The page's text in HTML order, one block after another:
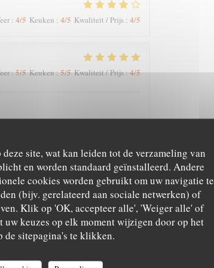
site, wat kan leiden tot de verzameling van
en worden standaard geïnstalleerd. Andere
cookies worden gebruikt om uw navigatie te
(bijv. gerelateerd aan sociale netwerken) of
Klik op 'OK, accepteer alle', 'Weiger alle' of
uw keuzes op elk moment wijzigen door op het
sitepagina's te klikken.
: 4/5 Keuken : 4/5 Kwaliteit / Prijs: 4/5
:5/5 Keuken:5/5 Kwaliteit / Prijs:4/5
:4/5 Keuken:5/5 Kwaliteit / Prijs:5/5
/5 Keuken /5 Kwaliteit / Prijs : 5 /5